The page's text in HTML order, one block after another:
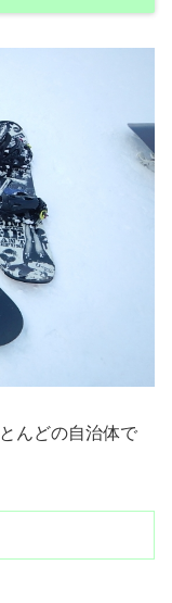
んどの自治体で